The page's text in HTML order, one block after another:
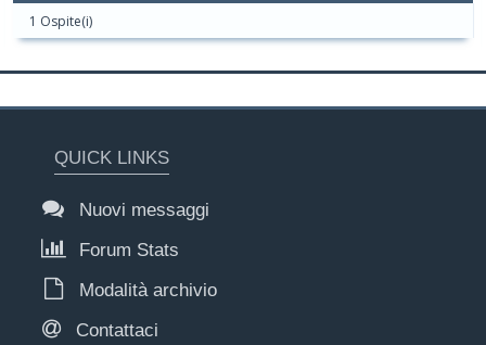
1 Ospite(i)
QUICK LINKS
Nuovi messaggi
Forum Stats
Modalità archivio
Contattaci